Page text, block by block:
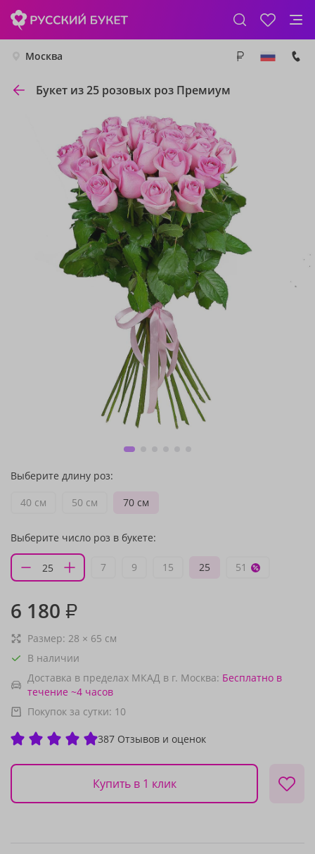
Москва
Букет из 25 розовых роз Премиум
Выберите длину роз:
40 см
50 см 70 см
Выберите число роз в букете:
7 9 15 25 51
6 180 ₽
Размер: 28 × 65 см
В наличии
Доставка в пределах МКАД в г. Москва: Бесплатно в
течение ~4 часов
Покупок за сутки: 10
387 Отзывов и оценок
Купить в 1 клик